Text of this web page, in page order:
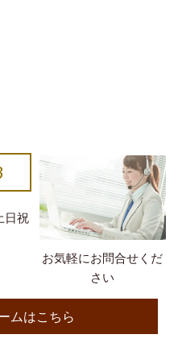
お気軽にお問合せくだ
さい
日祝
ムはこちら